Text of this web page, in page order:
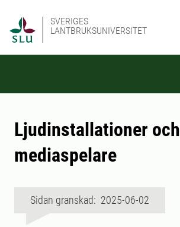
SVERIGES
LANTBRUKSUNIVERSITET
Ljudinstallationer och
mediaspelare
Sidan granskad: 2025-06-02